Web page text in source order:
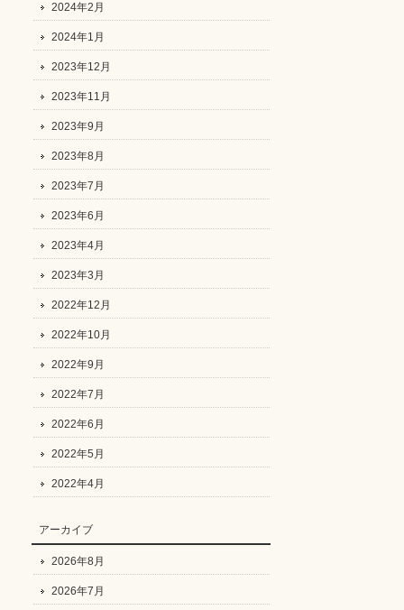
2024年2月
2024年1月
2023年12月
2023年11月
2023年9月
2023年8月
2023年7月
2023年6月
2023年4月
2023年3月
2022年12月
2022年10月
2022年9月
2022年7月
2022年6月
2022年5月
2022年4月
アーカイブ
2026年8月
2026年7月